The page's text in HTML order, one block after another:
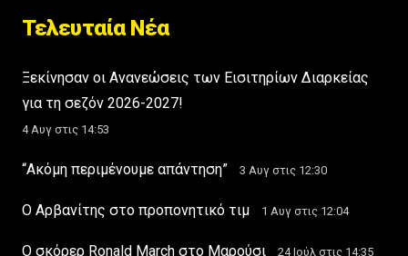
Τελευταία Νέα
Ξεκίνησαν οι Ανανεώσεις των Εισιτηρίων Διαρκείας
για τη σεζόν 2026-2027!
4 Αυγ στις 14:53
“Ακόμη περιμένουμε απάντηση” 3 Αυγ στις 12:30
Ο Αρβανίτης στο προπονητικό τιμ 1 Αυγ στις 12:04
Ο σκόρερ Ronald March στο Μαρούσι 24 Ιούλ στις 14:35